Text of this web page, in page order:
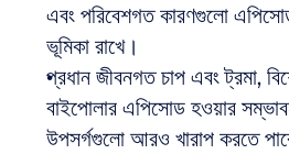
এবং পরিবেশগত কারণগুলো
ভূমিকা রাখে।
প্রধান জীবনগত চাপ এবং ট্রমা,
বাইপোলার এপিসোড হওয়ার
উপসর্গগুলো আরও খারাপ করতে